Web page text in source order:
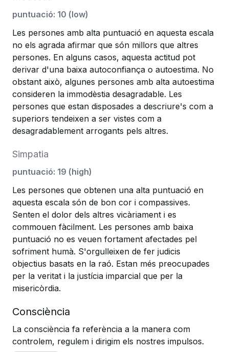
puntuació: 10 (low)
Les persones amb alta puntuació en aquesta escala
no els agrada afirmar que són millors que altres
persones. En alguns casos, aquesta actitud pot
derivar d'una baixa autoconfiança o autoestima. No
obstant això, algunes persones amb alta autoestima
consideren la immodèstia desagradable. Les
persones que estan disposades a descriure's com a
superiors tendeixen a ser vistes com a
desagradablement arrogants pels altres.
Simpatia
puntuació: 19 (high)
Les persones que obtenen una alta puntuació en
aquesta escala són de bon cor i compassives.
Senten el dolor dels altres vicàriament i es
commouen fàcilment. Les persones amb baixa
puntuació no es veuen fortament afectades pel
sofriment humà. S'orgulleixen de fer judicis
objectius basats en la raó. Estan més preocupades
per la veritat i la justícia imparcial que per la
misericòrdia.
Consciència
La consciència fa referència a la manera com
controlem, regulem i dirigim els nostres impulsos.